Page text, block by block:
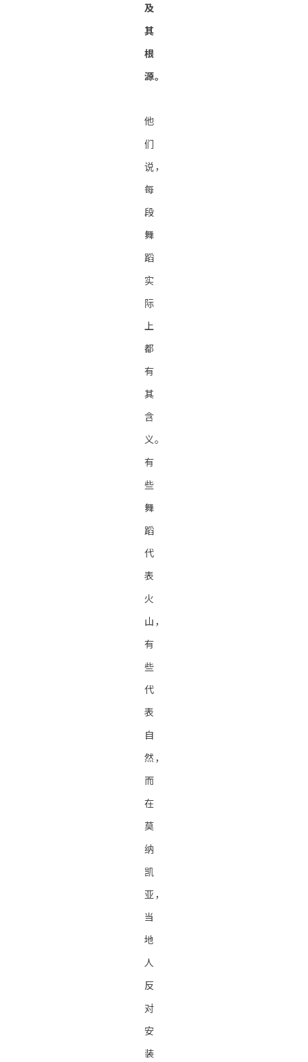
及
其
根
源。
他
们
说，
每
段
舞
蹈
实
际
上
都
有
其
含
义。
有
些
舞
蹈
代
表
火
山，
有
些
代
表
自
然，
而
在
莫
纳
凯
亚，
当
地
人
反
对
安
装